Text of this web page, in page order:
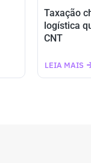
Taxação
logística
CNT
LEIA MAIS